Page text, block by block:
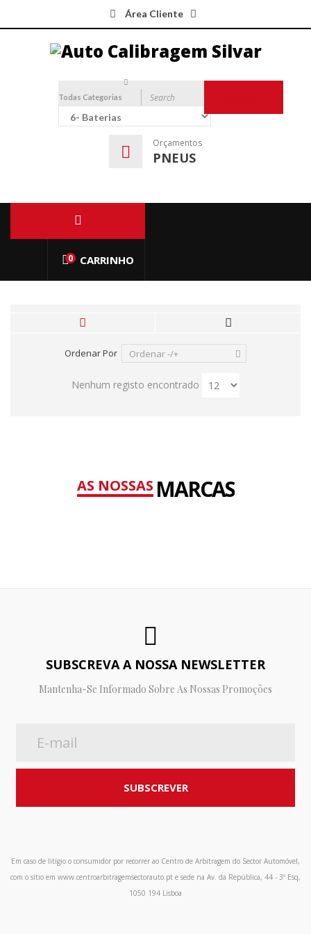
Área Cliente
Todas Categorias
Orçamentos
PNEUS
0 CARRINHO
Ordenar Por Ordenar -/+
Nenhum registo encontrado
AS NOSSASMARCAS
SUBSCREVA A NOSSA NEWSLETTER
Mantenha-Se Informado Sobre As Nossas Promoções
Em caso de litígio o consumidor por recorrer ao Centro de Arbitragem do Sector Automóvel,
com o sítio em www.centroarbitragemsectorauto.pt e sede na Av. da República, 44 - 3º Esq,
1050 194 Lisboa